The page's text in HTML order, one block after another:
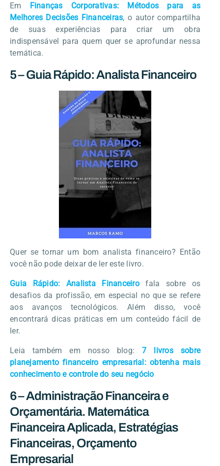
Em Finanças Corporativas: Métodos para as
Melhores Decisões Financeiras, o autor compartilha
de suas experiências para criar um obra
indispensável para quem quer se aprofundar nessa
temática.
5 – Guia Rápido: Analista Financeiro
Quer se tornar um bom analista financeiro? Então
você não pode deixar de ler este livro.
Guia Rápido: Analista Financeirofala sobre os
desafios da profissão, em especial no que se refere
aos avanços tecnológicos. Além disso, você
encontrará dicas práticas em um conteúdo fácil de
ler.
Leia também em nosso blog:7 livros sobre
planejamento financeiro empresarial: obtenha mais
conhecimento e controle do seu negócio
6 – Administração Financeira e
Orçamentária. Matemática
Financeira Aplicada, Estratégias
Financeiras, Orçamento
Empresarial